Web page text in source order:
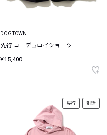
DOGTOWN
先行 コーデュロイショーツ
¥15,400
先行 別注